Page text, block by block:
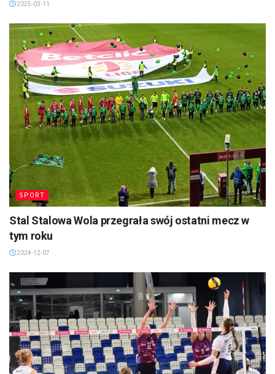
2025-03-11
SPORT
Stal Stalowa Wola przegrała swój ostatni mecz w
tym roku
2024-12-07